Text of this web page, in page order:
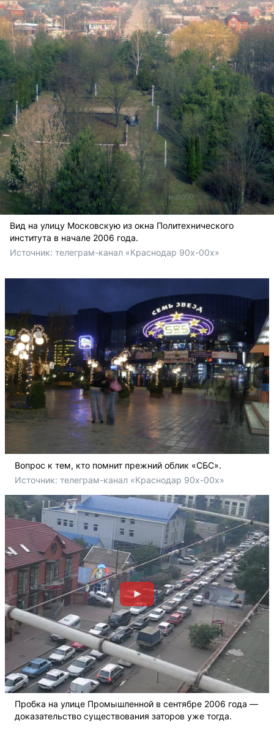
Вид на улицу Московскую из окна Политехнического
института в начале 2006 года.
Источник: телеграм-канал «Краснодар 90х-00х»
Вопрос к тем, кто помнит прежний облик «СБС».
Источник: телеграм-канал «Краснодар 90х-00х»
Пробка на улице Промышленной в сентябре 2006 года —
доказательство существования заторов уже тогда.